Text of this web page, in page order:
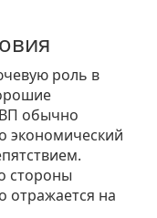
роль в
обычно
экономический
стороны
отражается на